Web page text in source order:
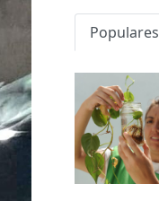
Populares